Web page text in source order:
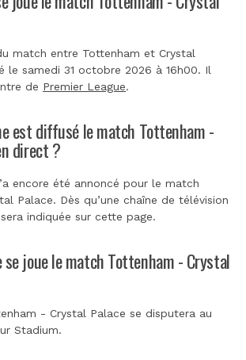
match entre Tottenham et Crystal
le samedi 31 octobre 2026 à 16h00. Il
de Premier League.
est diffusé le match Tottenham -
direct ?
encore été annoncé pour le match
Palace. Dès qu’une chaîne de télévision
indiquée sur cette page.
se joue le match Tottenham - Crystal
- Crystal Palace se disputera au
Stadium.